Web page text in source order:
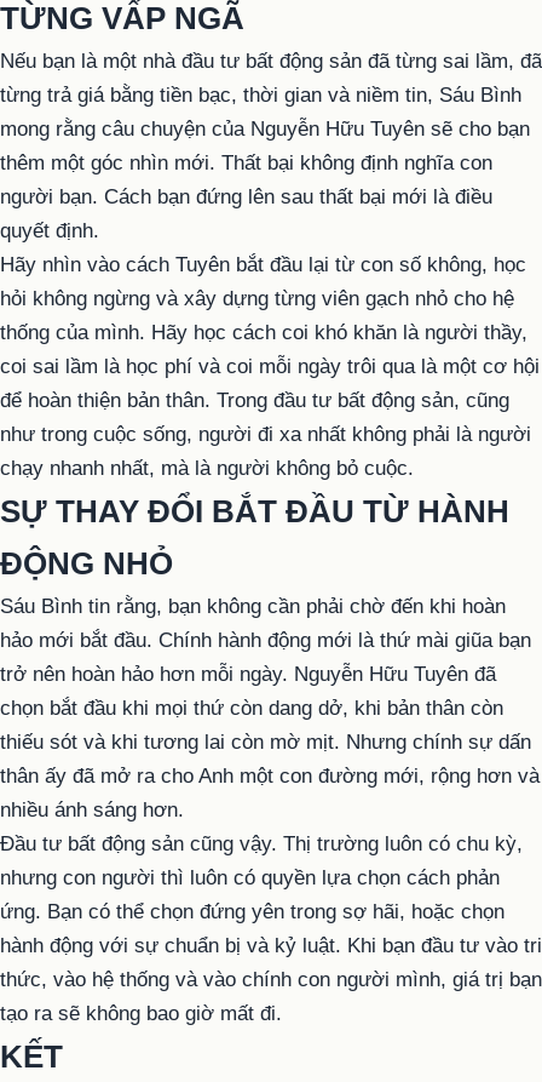
TỪNG VẤP NGÃ
Nếu bạn là một nhà đầu tư bất động sản đã từng sai lầm, đã
từng trả giá bằng tiền bạc, thời gian và niềm tin, Sáu Bình
mong rằng câu chuyện của Nguyễn Hữu Tuyên sẽ cho bạn
thêm một góc nhìn mới. Thất bại không định nghĩa con
người bạn. Cách bạn đứng lên sau thất bại mới là điều
quyết định.
Hãy nhìn vào cách Tuyên bắt đầu lại từ con số không, học
hỏi không ngừng và xây dựng từng viên gạch nhỏ cho hệ
thống của mình. Hãy học cách coi khó khăn là người thầy,
coi sai lầm là học phí và coi mỗi ngày trôi qua là một cơ hội
để hoàn thiện bản thân. Trong đầu tư bất động sản, cũng
như trong cuộc sống, người đi xa nhất không phải là người
chạy nhanh nhất, mà là người không bỏ cuộc.
SỰ THAY ĐỔI BẮT ĐẦU TỪ HÀNH
ĐỘNG NHỎ
Sáu Bình tin rằng, bạn không cần phải chờ đến khi hoàn
hảo mới bắt đầu. Chính hành động mới là thứ mài giũa bạn
trở nên hoàn hảo hơn mỗi ngày. Nguyễn Hữu Tuyên đã
chọn bắt đầu khi mọi thứ còn dang dở, khi bản thân còn
thiếu sót và khi tương lai còn mờ mịt. Nhưng chính sự dấn
thân ấy đã mở ra cho Anh một con đường mới, rộng hơn và
nhiều ánh sáng hơn.
Đầu tư bất động sản cũng vậy. Thị trường luôn có chu kỳ,
nhưng con người thì luôn có quyền lựa chọn cách phản
ứng. Bạn có thể chọn đứng yên trong sợ hãi, hoặc chọn
hành động với sự chuẩn bị và kỷ luật. Khi bạn đầu tư vào tri
thức, vào hệ thống và vào chính con người mình, giá trị bạn
tạo ra sẽ không bao giờ mất đi.
KẾT